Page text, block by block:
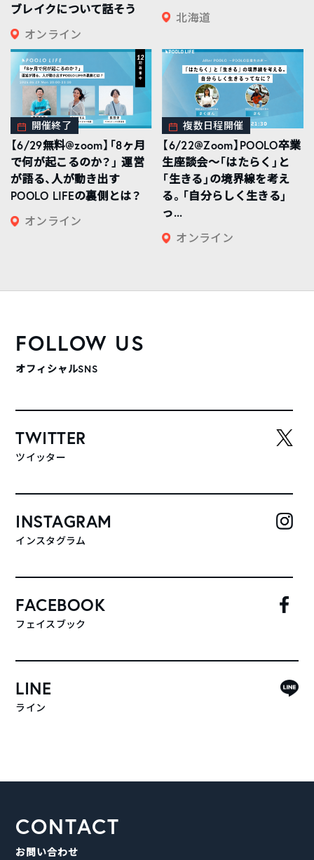
ブレイクについて話そう
オンライン
北海道
開催終了
【6/29無料@zoom】「8ヶ月
で何が起こるのか？」 運営
が語る、人が動き出す
POOLO LIFEの裏側とは？
オンライン
複数日程開催
【6/22@Zoom】POOLO卒業
生座談会〜「はたらく」と
「生きる」の境界線を考え
る。「自分らしく生きる」
っ...
オンライン
FOLLOW US
オフィシャルSNS
TWITTER
ツイッター
INSTAGRAM
インスタグラム
FACEBOOK
フェイスブック
LINE
ライン
CONTACT
お問い合わせ